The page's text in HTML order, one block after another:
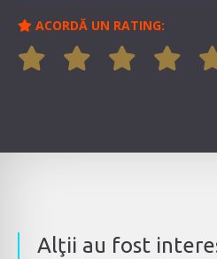
ACORDĂ UN RATING:
Alţii au fost